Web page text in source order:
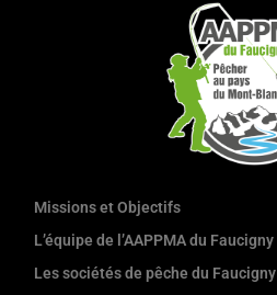
Missions et Objectifs
L’équipe de l’AAPPMA du Faucigny
Les sociétés de pêche du Faucigny